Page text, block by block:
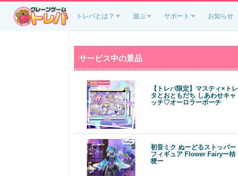
トレバとは？ 遊ぶ サポート お知らせ
サービス中の景品
【トレバ限定】マスティ×トレ
タとおともだち しあわせキャ
ッチ♡オーロラーポーチ
初音ミク ぬーどるストッパー
フィギュア Flower Fairyー桔
梗ー